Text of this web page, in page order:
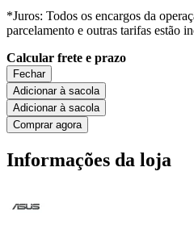
*Juros: Todos os encargos da
parcelamento e outras tarifas estão
Calcular frete e prazo
Fechar
Adicionar à sacola
Adicionar à sacola
Comprar agora
Informações da loja